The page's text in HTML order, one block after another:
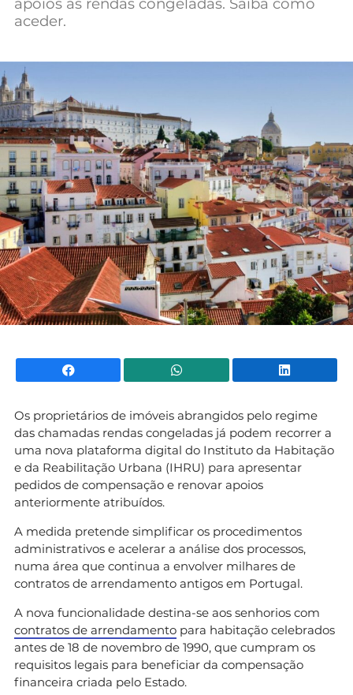
Mundial 2026
aceder.
Facebook WhatsApp
Os proprietários de imóveis abrangidos pelo regime
das chamadas rendas congeladas já podem recorrer a
uma nova plataforma digital do Instituto da Habitação
e da Reabilitação Urbana (IHRU) para apresentar
pedidos de compensação e renovar apoios
anteriormente atribuídos.
A medida pretende simplificar os procedimentos
administrativos e acelerar a análise dos processos,
numa área que continua a envolver milhares de
contratos de arrendamento antigos em Portugal.
A nova funcionalidade destina-se aos senhorios com
contratos de arrendamento para habitação celebrados
antes de 18 de novembro de 1990, que cumpram os
requisitos legais para beneficiar da compensação
financeira criada pelo Estado.